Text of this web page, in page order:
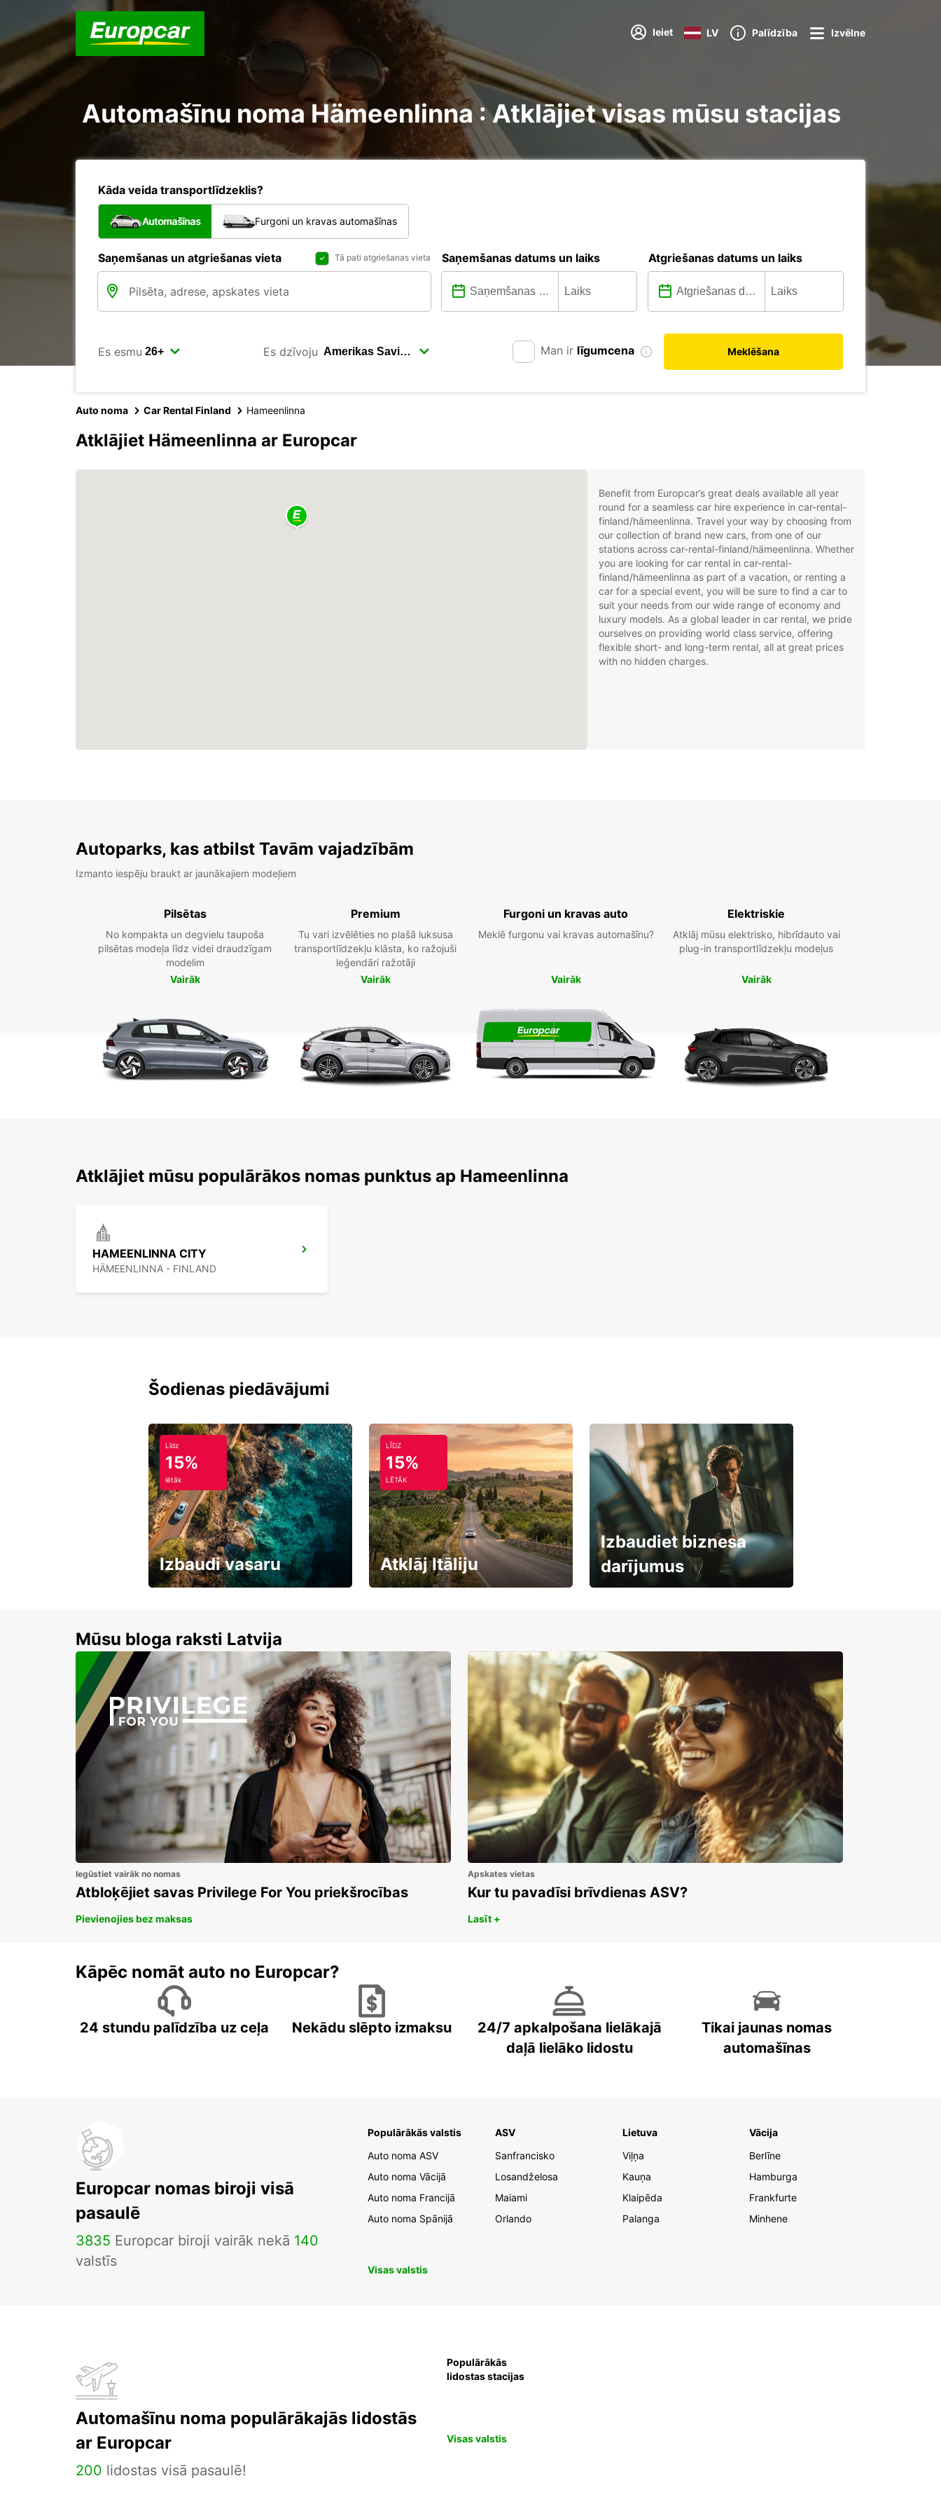
Ieiet LV Palīdzība Izvēlne
Automašīnu noma Hämeenlinna : Atklājiet visas mūsu stacijas
Kāda veida transportlīdzeklis?
Automašīnas Furgoni un kravas automašīnas
Saņemšanas un atgriešanas vieta Tā pati atgriešanas vieta Saņemšanas datums un laiks Atgriešanas datums un laiks
Es esmu Es dzīvoju Man ir līgumcena Meklēšana
Auto noma Car Rental Finland Hameenlinna
Atklājiet Hämeenlinna ar Europcar
Benefit from Europcar’s great deals available all year
round for a seamless car hire experience in car-rental-
finland/hämeenlinna. Travel your way by choosing from
our collection of brand new cars, from one of our
stations across car-rental-finland/hämeenlinna. Whether
you are looking for car rental in car-rental-
finland/hämeenlinna as part of a vacation, or renting a
car for a special event, you will be sure to find a car to
suit your needs from our wide range of economy and
luxury models. As a global leader in car rental, we pride
ourselves on providing world class service, offering
flexible short- and long-term rental, all at great prices
with no hidden charges.
Autoparks, kas atbilst Tavām vajadzībām
Izmanto iespēju braukt ar jaunākajiem modeļiem
Pilsētas
No kompakta un degvielu taupoša
pilsētas modeļa līdz videi draudzīgam
modelim
Vairāk
Premium
Tu vari izvēlēties no plašā luksusa
transportlīdzekļu klāsta, ko ražojuši
leģendāri ražotāji
Vairāk
Furgoni un kravas auto
Meklē furgonu vai kravas automašīnu?
Vairāk
Elektriskie
Atklāj mūsu elektrisko, hibrīdauto vai
plug-in transportlīdzekļu modeļus
Vairāk
Atklājiet mūsu populārākos nomas punktus ap Hameenlinna
HAMEENLINNA CITY
HÄMEENLINNA - FINLAND
Šodienas piedāvājumi
Līdz
15%
lētāk
Izbaudi vasaru
LĪDZ
15%
LĒTĀK
Atklāj Itāliju
Izbaudiet biznesa
darījumus
Mūsu bloga raksti Latvija
Iegūstiet vairāk no nomas
Atbloķējiet savas Privilege For You priekšrocības
Pievienojies bez maksas
Apskates vietas
Kur tu pavadīsi brīvdienas ASV?
Lasīt +
Kāpēc nomāt auto no Europcar?
24 stundu palīdzība uz ceļa Nekādu slēpto izmaksu
24/7 apkalpošana lielākajā
daļā lielāko lidostu
Tikai jaunas nomas
automašīnas
Europcar nomas biroji visā
pasaulē
3835 Europcar biroji vairāk nekā 140
valstīs
Populārākās valstis
Auto noma ASV
Auto noma Vācijā
Auto noma Francijā
Auto noma Spānijā
ASV
Sanfrancisko
Losandželosa
Maiami
Orlando
Lietuva
Viļņa
Kauņa
Klaipēda
Palanga
Vācija
Berlīne
Hamburga
Frankfurte
Minhene
Visas valstis
Automašīnu noma populārākajās lidostās
ar Europcar
200 lidostas visā pasaulē!
Populārākās
lidostas stacijas
Visas valstis